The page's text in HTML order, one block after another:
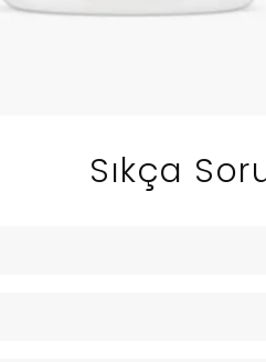
Sıkça